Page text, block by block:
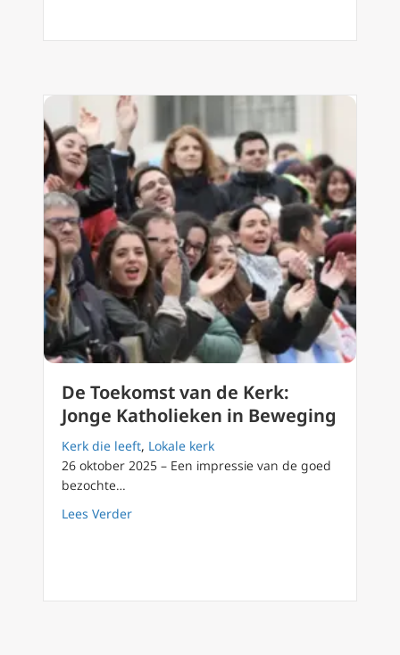
De Toekomst van de Kerk:
Jonge Katholieken in Beweging
Kerk die leeft, Lokale kerk
26 oktober 2025 – Een impressie van de goed
bezochte…
Lees Verderabout De Toekomst van de Kerk: Jonge